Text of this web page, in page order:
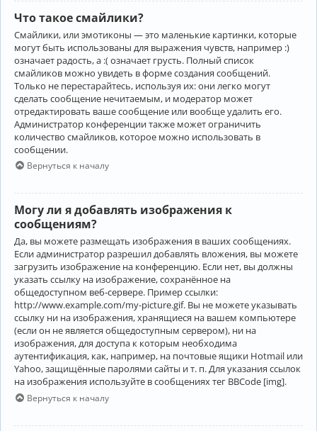
Что такое смайлики?
Смайлики, или эмотиконы — это маленькие картинки, которые
могут быть использованы для выражения чувств, например :)
означает радость, а :( означает грусть. Полный список
смайликов можно увидеть в форме создания сообщений.
Только не перестарайтесь, используя их: они легко могут
сделать сообщение нечитаемым, и модератор может
отредактировать ваше сообщение или вообще удалить его.
Администратор конференции также может ограничить
количество смайликов, которое можно использовать в
сообщении.
Вернуться к началу
Могу ли я добавлять изображения к
сообщениям?
Да, вы можете размещать изображения в ваших сообщениях.
Если администратор разрешил добавлять вложения, вы можете
загрузить изображение на конференцию. Если нет, вы должны
указать ссылку на изображение, сохранённое на
общедоступном веб-сервере. Пример ссылки:
http://www.example.com/my-picture.gif. Вы не можете указывать
ссылку ни на изображения, хранящиеся на вашем компьютере
(если он не является общедоступным сервером), ни на
изображения, для доступа к которым необходима
аутентификация, как, например, на почтовые ящики Hotmail или
Yahoo, защищённые паролями сайты и т. п. Для указания ссылок
на изображения используйте в сообщениях тег BBCode [img].
Вернуться к началу